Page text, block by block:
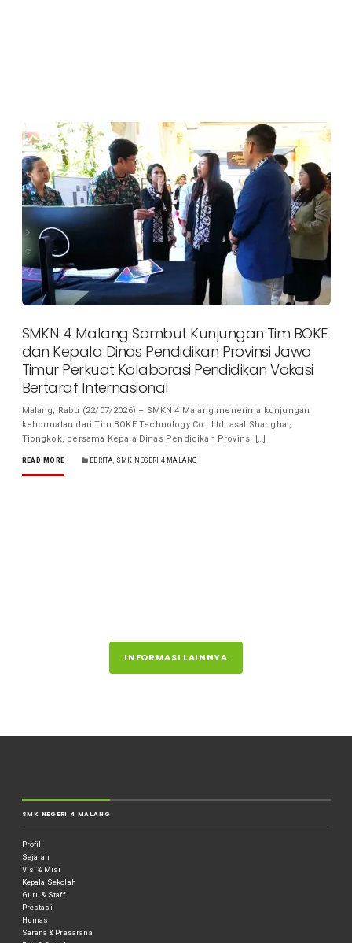
SMKN 4 Malang Sambut Kunjungan Tim BOKE
dan Kepala Dinas Pendidikan Provinsi Jawa
Timur Perkuat Kolaborasi Pendidikan Vokasi
Bertaraf Internasional
Malang, Rabu (22/07/2026) – SMKN 4 Malang menerima kunjungan
kehormatan dari Tim BOKE Technology Co., Ltd. asal Shanghai,
Tiongkok, bersama Kepala Dinas Pendidikan Provinsi […]
READ MORE BERITA, SMK NEGERI 4 MALANG
INFORMASI LAINNYA
SMK NEGERI 4 MALANG
Profil
Sejarah
Visi & Misi
Kepala Sekolah
Guru & Staff
Prestasi
Humas
Sarana & Prasarana